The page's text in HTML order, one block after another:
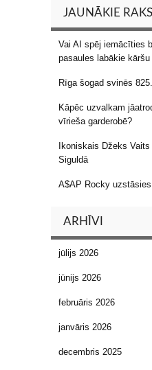
JAUNĀKIE
Vai AI spēj iemācīties
pasaules labākie
Rīga šogad svinēs
Kāpēc uzvalkam
vīrieša garderobē?
Ikoniskais Džeks
Siguldā
A$AP Rocky
ARHĪVI
jūlijs 2026
jūnijs 2026
februāris 2026
janvāris 2026
decembris 2025